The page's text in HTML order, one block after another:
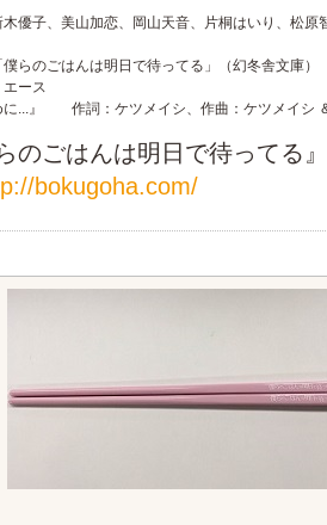
優子、美山加恋、岡山天音、片桐はいり、松原
らのごはんは明日で待ってる」（幻冬舎文庫）
ース
に...』 作詞：ケツメイシ、作曲：ケツメイシ
のごはんは明日で待ってる
bokugoha.com/